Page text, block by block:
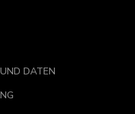
DATEN